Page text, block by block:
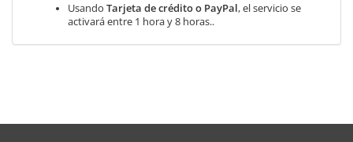
Usando Tarjeta de crédito o PayPal, el servicio se
activará entre 1 hora y 8 horas..